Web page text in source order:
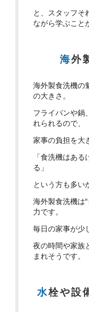
と、スタッフそ
ながら学ぶこと
海
海外製食洗機の
の大きさ。
フライパンや鍋
れられるので、
家事の負担を大
「食洗機はあ
る」
という方も多い
海外製食洗機は
力です。
毎日の家事が少
夜の時間や家族
まれそうです。
水栓や設備も空間のアクセン